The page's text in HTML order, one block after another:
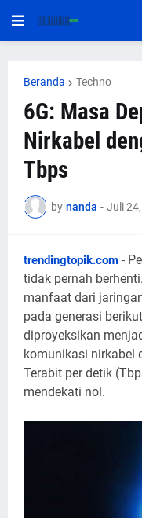
Beranda Techno
6G: Masa
Nirkabel
Tbps
by nanda - Juli
trendingtopik.com -
tidak pernah
manfaat dari
pada generasi
diproyeksikan
komunikasi nirkabel
Terabit per detik
mendekati nol.